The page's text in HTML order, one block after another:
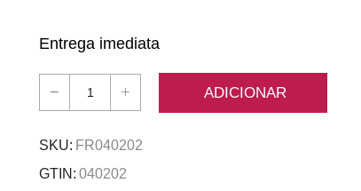
Entrega imediata
Quantidade
Escalador
ADICIONAR
SKU: FR040202
GTIN: 040202